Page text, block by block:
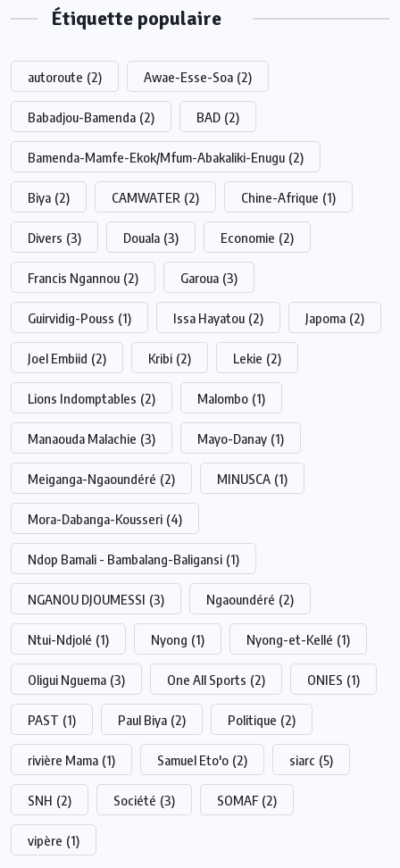
Étiquette populaire
autoroute (2) Awae-Esse-Soa (2)
Babadjou-Bamenda (2) BAD (2)
Bamenda-Mamfe-Ekok/Mfum-Abakaliki-Enugu (2)
Biya (2) CAMWATER (2) Chine-Afrique (1)
Divers (3) Douala (3) Economie (2)
Francis Ngannou (2) Garoua (3)
Guirvidig-Pouss (1) Issa Hayatou (2) Japoma (2)
Joel Embiid (2) Kribi (2) Lekie (2)
Lions Indomptables (2) Malombo (1)
Manaouda Malachie (3) Mayo-Danay (1)
Meiganga-Ngaoundéré (2) MINUSCA (1)
Mora-Dabanga-Kousseri (4)
Ndop Bamali - Bambalang-Baligansi (1)
NGANOU DJOUMESSI (3) Ngaoundéré (2)
Ntui-Ndjolé (1) Nyong (1) Nyong-et-Kellé (1)
Oligui Nguema (3) One All Sports (2) ONIES (1)
PAST (1) Paul Biya (2) Politique (2)
rivière Mama (1) Samuel Eto'o (2) siarc (5)
SNH (2) Société (3) SOMAF (2)
vipère (1)